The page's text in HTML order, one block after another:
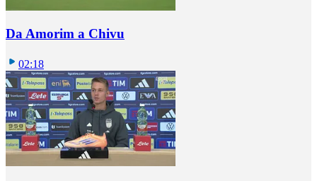
Da Amorim a Chivu
02:18